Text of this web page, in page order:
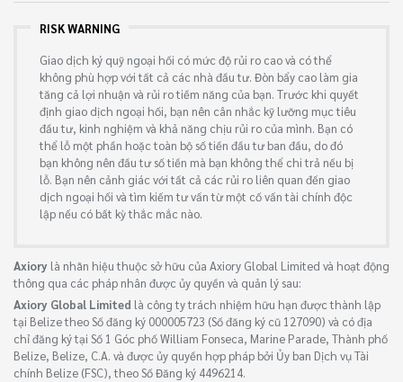
RISK WARNING
Giao dịch ký quỹ ngoại hối có mức độ rủi ro cao và có thể
không phù hợp với tất cả các nhà đầu tư. Đòn bẩy cao làm gia
tăng cả lợi nhuận và rủi ro tiềm năng của bạn. Trước khi quyết
định giao dịch ngoại hối, bạn nên cân nhắc kỹ lưỡng mục tiêu
đầu tư, kinh nghiệm và khả năng chịu rủi ro của mình. Bạn có
thể lỗ một phần hoặc toàn bộ số tiền đầu tư ban đầu, do đó
bạn không nên đầu tư số tiền mà bạn không thể chi trả nếu bị
lỗ. Bạn nên cảnh giác với tất cả các rủi ro liên quan đến giao
dịch ngoại hối và tìm kiếm tư vấn từ một cố vấn tài chính độc
lập nếu có bất kỳ thắc mắc nào.
Axiory là nhãn hiệu thuộc sở hữu của Axiory Global Limited và hoạt động
thông qua các pháp nhân được ủy quyền và quản lý sau:
Axiory Global Limited là công ty trách nhiệm hữu hạn được thành lập
tại Belize theo Số đăng ký 000005723 (Số đăng ký cũ 127090) và có địa
chỉ đăng ký tại Số 1 Góc phố William Fonseca, Marine Parade, Thành phố
Belize, Belize, C.A. và được ủy quyền hợp pháp bởi Ủy ban Dịch vụ Tài
chính Belize (FSC), theo Số Đăng ký 4496214.